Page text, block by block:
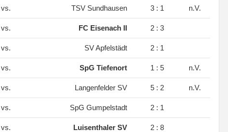
vs. TSV Sundhausen 3 : 1 n.V.
vs. FC Eisenach II 2 : 3
vs. SV Apfelstädt 2 : 1
vs. SpG Tiefenort 1 : 5 n.V.
vs. Langenfelder SV 5 : 2 n.V.
vs. SpG Gumpelstadt 2 : 1
vs. Luisenthaler SV 2 : 8